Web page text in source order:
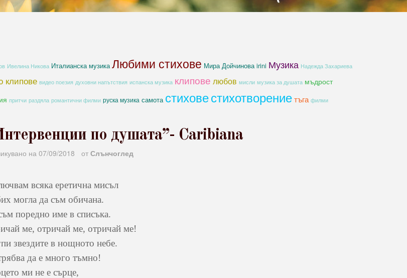
Ивелина Никова Италианска музика Любими стихове Мира Дойчинова irini Музика Надежда Захариева
клипове видео поезия духовни напътствия испанска музика клипове любов мисли музика за душата мъдрост
притчи раздяла романтични филми руска музика самота стиховестихотворениетъга филми
по душата”- Caribiana
на07/09/2018 от Слънчоглед
всяка еретична мисъл
могла да съм обичана.
поредно име в списъка.
ме, отричай ме, отричай ме!
звездите в нощното небе.
да е много тъмно!
ми не е сърце,